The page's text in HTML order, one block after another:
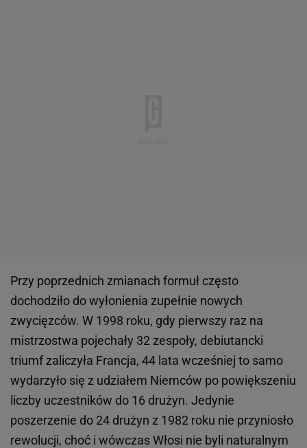
Przy poprzednich zmianach formuł często
dochodziło do wyłonienia zupełnie nowych
zwycięzców. W 1998 roku, gdy pierwszy raz na
mistrzostwa pojechały 32 zespoły, debiutancki
triumf zaliczyła Francja, 44 lata wcześniej to samo
wydarzyło się z udziałem Niemców po powiększeniu
liczby uczestników do 16 drużyn. Jedynie
poszerzenie do 24 drużyn z 1982 roku nie przyniosło
rewolucji, choć i wówczas Włosi nie byli naturalnym